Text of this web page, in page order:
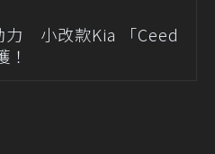
力 小改款Kia 「Ceed